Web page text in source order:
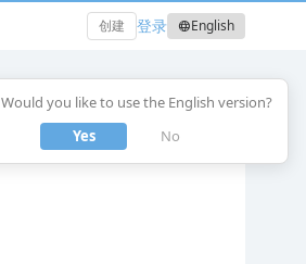
创建 登录 languageEnglish
Would you like to use the English version?
Yes
No